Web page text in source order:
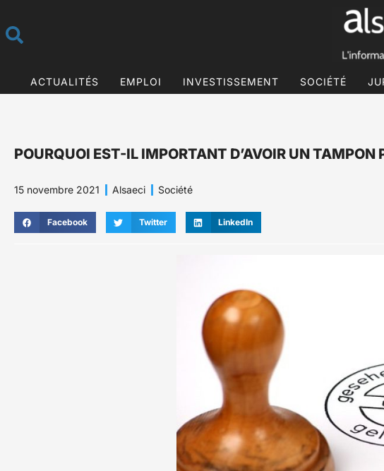
ACTUALITÉS EMPLOI INVESTISSEMENT SOCIÉTÉ
POURQUOI EST-IL IMPORTANT D’AVOIR UN TAMPON
15 novembre 2021 Alsaeci Société
Facebook Twitter LinkedIn